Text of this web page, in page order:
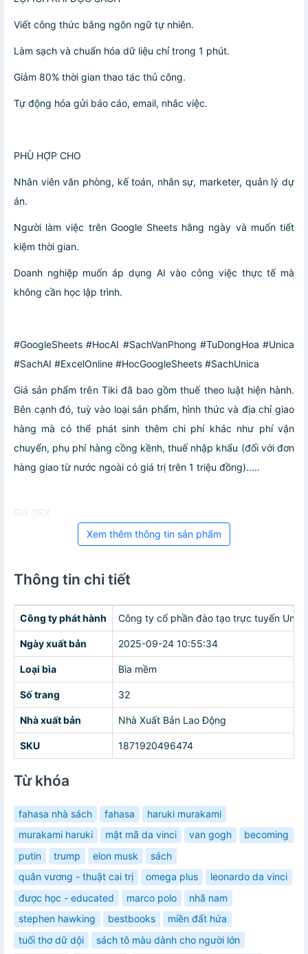
Viết công thức bằng ngôn ngữ tự nhiên.
Làm sạch và chuẩn hóa dữ liệu chỉ trong 1 phút.
Giảm 80% thời gian thao tác thủ công.
Tự động hóa gửi báo cáo, email, nhắc việc.
PHÙ HỢP CHO
Nhân viên văn phòng, kế toán, nhân sự, marketer, quản lý dự
án.
Người làm việc trên Google Sheets hằng ngày và muốn tiết
kiệm thời gian.
Doanh nghiệp muốn áp dụng AI vào công việc thực tế mà
không cần học lập trình.
#GoogleSheets #HocAI #SachVanPhong #TuDongHoa #Unica
#SachAI #ExcelOnline #HocGoogleSheets #SachUnica
Giá sản phẩm trên Tiki đã bao gồm thuế theo luật hiện hành.
Bên cạnh đó, tuỳ vào loại sản phẩm, hình thức và địa chỉ giao
hàng mà có thể phát sinh thêm chi phí khác như phí vận
chuyển, phụ phí hàng cồng kềnh, thuế nhập khẩu (đối với đơn
hàng giao từ nước ngoài có giá trị trên 1 triệu đồng).....
Giá OEX
Xem thêm thông tin sản phẩm
Thông tin chi tiết
Công ty phát hành Công ty cổ phần đào tạo trực tuyến Unica
Ngày xuất bản 2025-09-24 10:55:34
Loại bìa Bìa mềm
Số trang 32
Nhà xuất bản Nhà Xuất Bản Lao Động
SKU 1871920496474
Từ khóa
fahasa nhà sách fahasa
haruki murakami
murakami haruki
mật mã da vinci van gogh
becoming
putin
trump elon musk
sách
quân vương - thuật cai trị
omega plus
leonardo da vinci
được học - educated
marco polo
nhã nam
stephen hawking
bestbooks
miền đất hứa
tuổi thơ dữ dội
sách tô màu dành cho người lớn